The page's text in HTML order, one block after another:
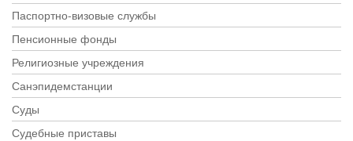
Паспортно-визовые службы
Пенсионные фонды
Религиозные учреждения
Санэпидемстанции
Суды
Судебные приставы